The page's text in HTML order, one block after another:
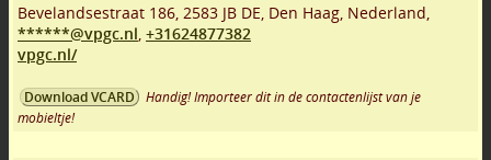
Bevelandsestraat 186 2583 JB DE Den Haag Nederland,
******@vpgc.nl +31624877382
vpgc.nl/
Download VCARD
Handig! Importeer dit in de contactenlijst van je
mobieltje!